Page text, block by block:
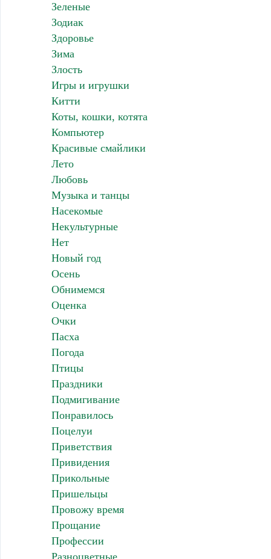
Зеленые
Зодиак
Здоровье
Зима
Злость
Игры и игрушки
Китти
Коты, кошки, котята
Компьютер
Красивые смайлики
Лето
Любовь
Музыка и танцы
Насекомые
Некультурные
Нет
Новый год
Осень
Обнимемся
Оценка
Очки
Пасха
Погода
Птицы
Праздники
Подмигивание
Понравилось
Поцелуи
Приветствия
Привидения
Прикольные
Пришельцы
Провожу время
Прощание
Профессии